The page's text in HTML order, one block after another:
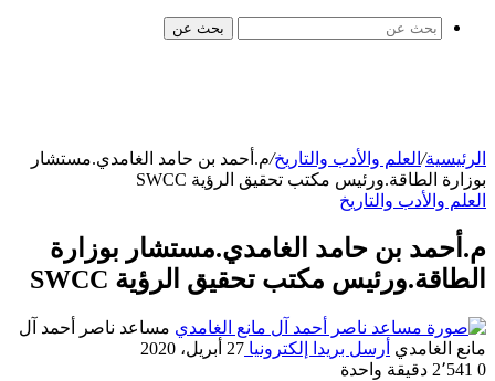
بحث عن
الرئيسية/ العلم والأدب والتاريخ/م.أحمد بن حامد الغامدي.مستشار
بوزارة الطاقة.ورئيس مكتب تحقيق الرؤية SWCC
العلم والأدب والتاريخ
م.أحمد بن حامد الغامدي.مستشار بوزارة
الطاقة.ورئيس مكتب تحقيق الرؤية SWCC
مساعد ناصر أحمد آل
مانع الغامدي أرسل بريدا إلكترونيا 27 أبريل، 2020
0
دقيقة واحدة